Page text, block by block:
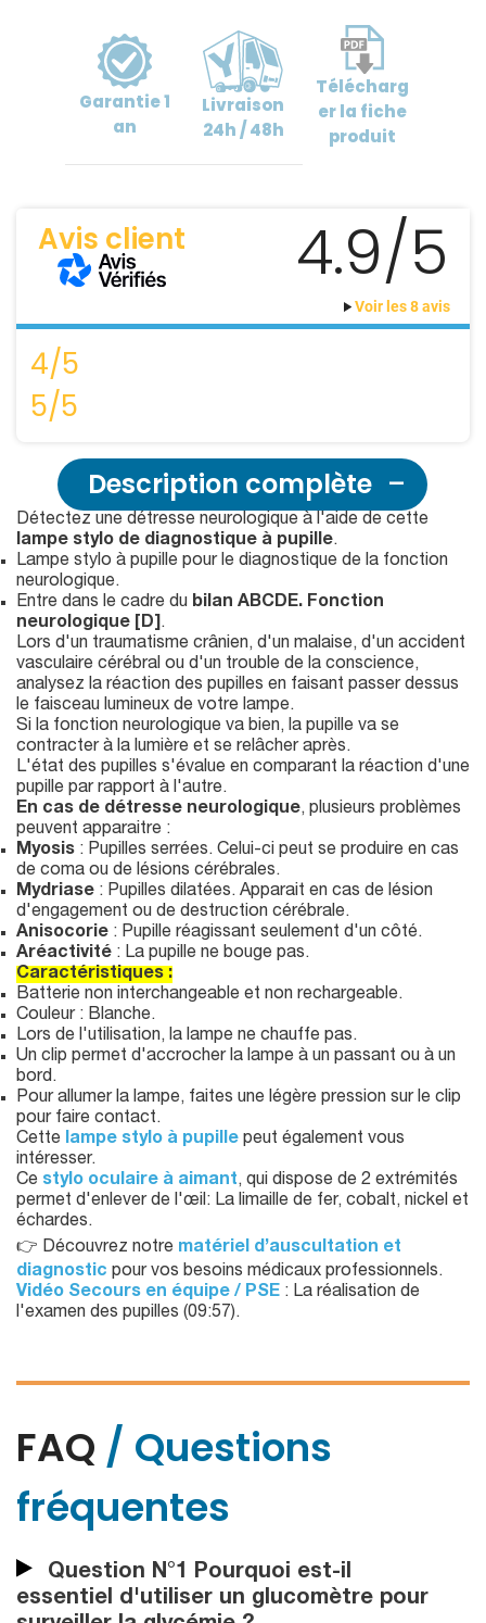
Garantie1
an
Livraison
24h / 48h
Télécharg
erla fiche
produit
Avis client 4.9/5
Voir les 8 avis
4/5
5/5
Description complète
Détectez une détresse neurologique à l'aide de cette
lampe stylo de diagnostique à pupille.
Lampe stylo à pupille pour le diagnostique de la fonction
neurologique.
Entre dans le cadre du bilan ABCDE. Fonction
neurologique [D] .
Lors d'un traumatisme crânien, d'un malaise, d'un accident
vasculaire cérébral ou d'un trouble de la conscience,
analysez la réaction des pupilles en faisant passer dessus
le faisceau lumineux de votre lampe.
Si la fonction neurologique va bien, la pupille va se
contracter à la lumière et se relâcher après.
L'état des pupilles s'évalue en comparant la réaction d'une
pupille par rapport à l'autre.
En cas de détresse neurologique, plusieurs problèmes
peuvent apparaitre :
Myosis : Pupilles serrées. Celui-ci peut se produire en cas
de coma ou de lésions cérébrales.
Mydriase : Pupilles dilatées. Apparait en cas de lésion
d'engagement ou de destruction cérébrale.
Anisocorie : Pupille réagissant seulement d'un côté.
Aréactivité : La pupille ne bouge pas.
Caractéristiques :
Batterie non interchangeable et non rechargeable.
Couleur : Blanche.
Lors de l'utilisation, la lampe ne chauffe pas.
Un clip permet d'accrocher la lampe à un passant ou à un
bord.
Pour allumer la lampe, faites une légère pression sur le clip
pour faire contact.
Cette lampe stylo à pupille peut également vous
intéresser.
Ce stylo oculaire à aimant, qui dispose de 2 extrémités
permet d'enlever de l'œil: La limaille de fer, cobalt, nickel et
échardes.
👉 Découvrez notre matériel d’auscultation et
diagnostic pour vos besoins médicaux professionnels.
Vidéo Secours en équipe / PSE : La réalisation de
l'examen des pupilles (09:57).
FAQ / Questions
fréquentes
Question N°1 Pourquoi est-il
essentiel d'utiliser un glucomètre pour